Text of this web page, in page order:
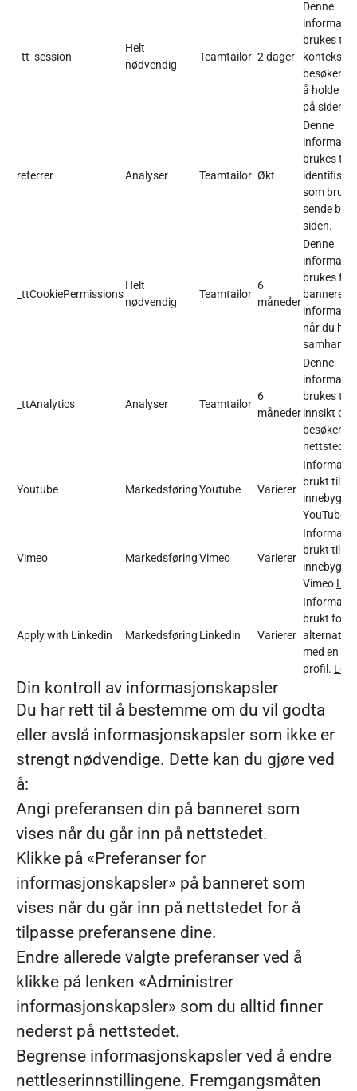
_tt_session
Helt
nødvendig
Teamtailor 2 dager
Denne
brukes til
å holde
på siden).
referrer Analyser Teamtailor Økt
Denne
brukes til å
som
sende
siden.
_ttCookiePermissions
Helt
nødvendig
Teamtailor
6
måneder
Denne
brukes for
banneret
når du har
_ttAnalytics Analyser Teamtailor
6
måneder
Denne
brukes til
innsikt om
nettstedet.
Youtube MarkedsføringYoutube Varierer
brukt til å
YouTube.
Vimeo MarkedsføringVimeo Varierer
brukt til å
Vimeo Les
Apply with Linkedin Markedsføring Linkedin Varierer
brukt for
med en
profil. Les
Din kontroll av informasjonskapsler
Du har rett til å bestemme om du vil godta
eller avslå informasjonskapsler som ikke er
strengt nødvendige. Dette kan du gjøre ved
å:
Angi preferansen din på banneret som
vises når du går inn på nettstedet.
Klikke på «Preferanser for
informasjonskapsler» på banneret som
vises når du går inn på nettstedet for å
tilpasse preferansene dine.
Endre allerede valgte preferanser ved å
klikke på lenken «Administrer
informasjonskapsler» som du alltid finner
nederst på nettstedet.
Begrense informasjonskapsler ved å endre
nettleserinnstillingene. Fremgangsmåten